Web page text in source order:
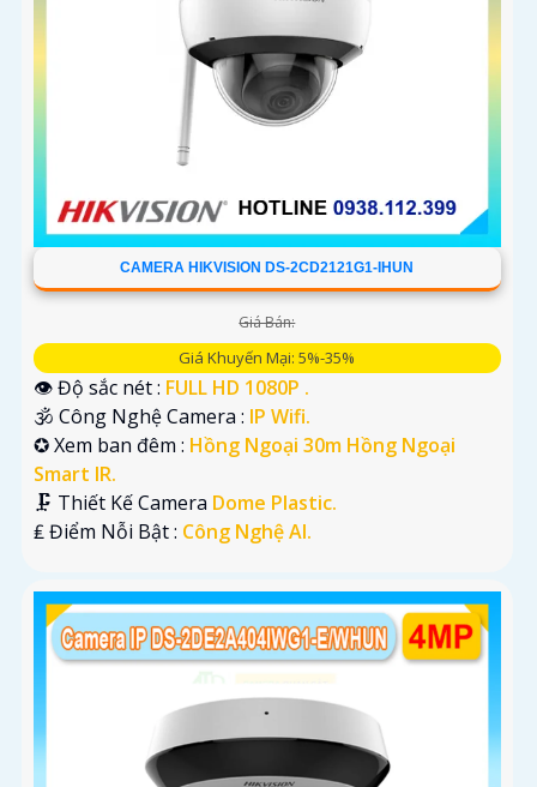
CAMERA HIKVISION DS-2CD2121G1-IHUN
Giá Bán:
Giá Khuyến Mại: 5%-35%
👁 Độ sắc nét : FULL HD 1080P .
🕉️ Công Nghệ Camera : IP Wifi.
✪ Xem ban đêm : Hồng Ngoại 30m Hồng Ngoại
Smart IR.
🗜️ Thiết Kế Camera Dome Plastic.
️₤ Điểm Nỗi Bật : Công Nghệ AI.